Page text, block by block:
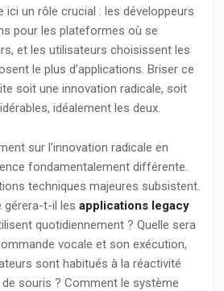
ici un rôle crucial : les développeurs
pour les plateformes où se
et les utilisateurs choisissent les
le plus d’applications. Briser ce
soit une innovation radicale, soit
idéalement les deux.
sur l’innovation radicale en
fondamentalement différente.
techniques majeures subsistent.
gérera-t-il les applications legacy
quotidiennement ? Quelle sera
vocale et son exécution,
sont habitués à la réactivité
souris ? Comment le système